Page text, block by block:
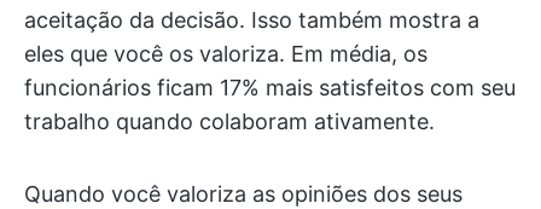
aceitação da decisão. Isso também mostra a
eles que você os valoriza. Em média, os
funcionários ficam 17% mais satisfeitos com seu
trabalho quando colaboram ativamente.
Quando você valoriza as opiniões dos seus